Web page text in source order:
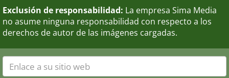
Exclusión de responsabilidad: La empresa Sima Media
no asume ninguna responsabilidad con respecto a los
derechos de autor de las imágenes cargadas.